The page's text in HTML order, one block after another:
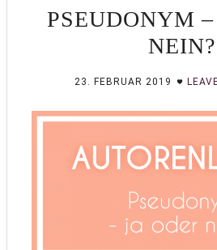
PSEUDONYM
NEIN?
23. FEBRUAR 2019